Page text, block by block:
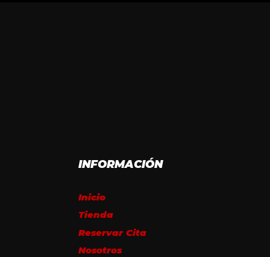
INFORMACIÓN
Inicio
Tienda
Reservar Cita
Nosotros